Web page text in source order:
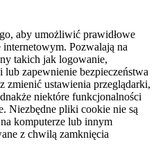
aby umożliwić prawidłowe
internetowym. Pozwalają na
takich jak logowanie,
zapewnienie bezpieczeństwa
zmienić ustawienia przeglądarki,
niektóre funkcjonalności
Niezbędne pliki cookie nie są
komputerze lub innym
z chwilą zamknięcia